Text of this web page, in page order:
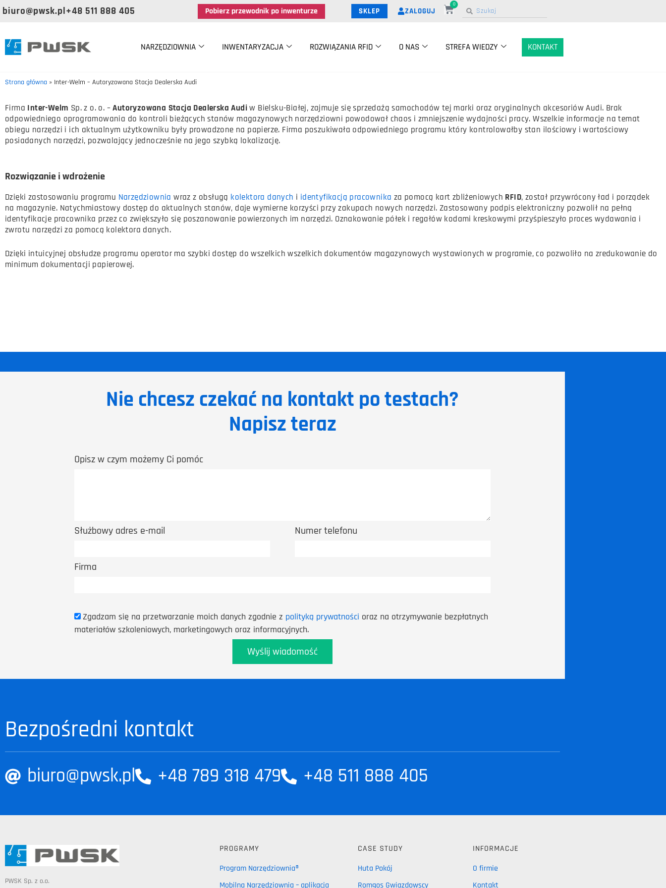
biuro@pwsk.pl+48 511 888 405 Pobierz przewodnik po inwenturze SKLEP ZALOGUJ
0
NARZĘDZIOWNIA INWENTARYZACJA ROZWIĄZANIA RFID O NAS STREFA WIEDZY KONTAKT
Strona główna » Inter-Welm – Autoryzowana Stacja Dealerska Audi
Firma Inter-Welm Sp. z o. o. –Autoryzowana Stacja Dealerska Audiw Bielsku-Białej, zajmuje się sprzedażą samochodów tej marki oraz oryginalnych akcesoriów Audi. Brak
odpowiedniego oprogramowania do kontroli bieżących stanów magazynowych narzędziowni powodował chaos i zmniejszenie wydajności pracy. Wszelkie informacje na temat
obiegu narzędzi i ich aktualnym użytkowniku były prowadzone na papierze. Firma poszukiwała odpowiedniego programu który kontrolowałby stan ilościowy i wartościowy
posiadanych narzędzi, pozwalający jednocześnie na jego szybką lokalizację.
Rozwiązanie i wdrożenie
Dzięki zastosowaniu programu Narzędziownia wraz z obsługą kolektora danych i identyfikacją pracownika za pomocą kart zbliżeniowych RFID, został przywrócony ład i porządek
na magazynie. Natychmiastowy dostęp do aktualnych stanów, daje wymierne korzyści przy zakupach nowych narzędzi. Zastosowany podpis elektroniczny pozwolił na pełną
identyfikacje pracownika przez co zwiększyło się poszanowanie powierzonych im narzędzi. Oznakowanie półek i regałów kodami kreskowymi przyśpieszyło proces wydawania i
zwrotu narzędzi za pomocą kolektora danych.
Dzięki intuicyjnej obsłudze programu operator ma szybki dostęp do wszelkich wszelkich dokumentów magazynowych wystawionych w programie, co pozwoliło na zredukowanie do
minimum dokumentacji papierowej.
Nie chcesz czekać na kontakt po testach?
Napisz teraz
Opisz w czym możemy Ci pomóc
Służbowy adres e-mail Numer telefonu
Firma
Zgadzam się na przetwarzanie moich danych zgodnie z polityką prywatności oraz na otrzymywanie bezpłatnych
materiałów szkoleniowych, marketingowych oraz informacyjnych.
Wyślij wiadomość
Bezpośredni kontakt
biuro@pwsk.pl +48 789 318 479 +48 511 888 405
PWSK Sp. z o.o.
PROGRAMY
Program Narzędziownia®
Mobilna Narzędziownia – aplikacja
CASE STUDY
Huta Pokój
Romgos Gwiazdowscy
INFORMACJE
O firmie
Kontakt